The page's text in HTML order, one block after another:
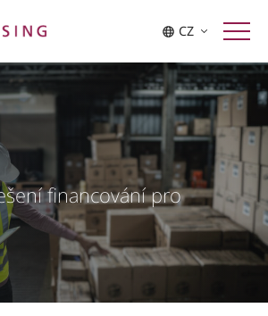
CZ
financování pro